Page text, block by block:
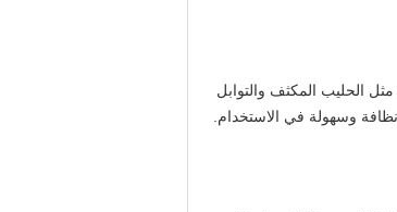
مثل الحليب المكثف والتوابل
وسهولة في الاستخدام.